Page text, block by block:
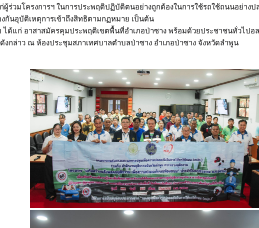
ผู้ร่วมโครงการฯ ในการประพฤติปฏิบัติตนอย่างถูกต้องในการใช้รถใช้ถนนอย่าง
งกันอุบัติเหตุการเข้าถึงสิทธิตามกฏหมาย เป็นต้น
ได้แก่ อาสาสมัครคุมประพฤติเขตพื้นที่อำเภอป่าซาง พร้อมด้วยประชาชนทั่วไปอ
งกล่าว ณ ห้องประชุมสภาเทศบาลตำบลป่าซาง อำเภอป่าซาง จังหวัดลำพูน